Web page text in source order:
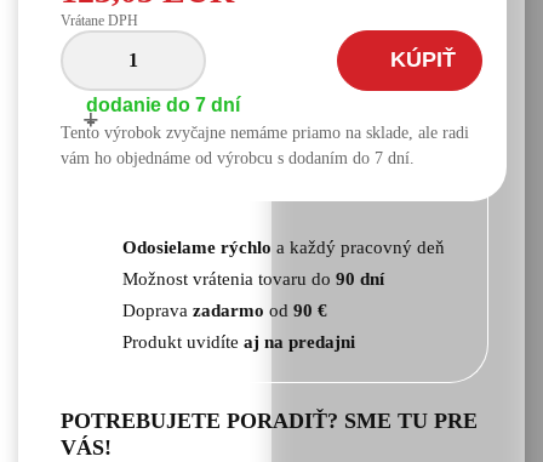
Vrátane DPH
-
+
KÚPIŤ
dodanie do 7 dní
Tento výrobok zvyčajne nemáme priamo na sklade, ale radi
vám ho objednáme od výrobcu s dodaním do 7 dní.
Odosielame rýchlo a každý pracovný deň
Možnost vrátenia tovaru do 90 dní
Doprava zadarmo od 90 €
Produkt uvidíte aj na predajni
POTREBUJETE PORADIŤ? SME TU PRE
VÁS!